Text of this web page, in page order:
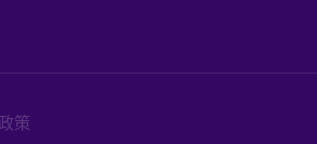
策